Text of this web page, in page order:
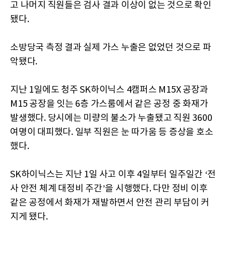
고 나머지 직원들은 검사 결과 이상이 없는 것으로 확인
됐다.
소방당국 측정 결과 실제 가스 누출은 없었던 것으로 파
악됐다.
지난 1일에도 청주 SK하이닉스 4캠퍼스 M15X 공장과
M15 공장을 잇는 6층 가스룸에서 같은 공정 중 화재가
발생했다. 당시에는 미량의 불소가 누출됐고 직원 3600
여명이 대피했다. 일부 직원은 눈 따가움 등 증상을 호소
했다.
SK하이닉스는 지난 1일 사고 이후 4일부터 일주일간 ‘전
사 안전 체계 대정비 주간’을 시행했다. 다만 정비 이후
같은 공정에서 화재가 재발하면서 안전 관리 부담이 커
지게 됐다.